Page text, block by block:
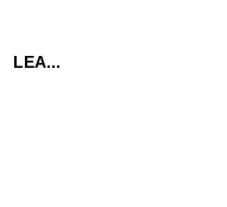
LEA...